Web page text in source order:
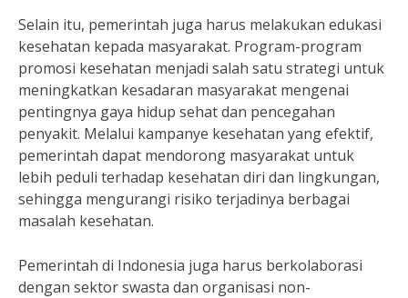
Selain itu, pemerintah juga harus melakukan edukasi
kesehatan kepada masyarakat. Program-program
promosi kesehatan menjadi salah satu strategi untuk
meningkatkan kesadaran masyarakat mengenai
pentingnya gaya hidup sehat dan pencegahan
penyakit. Melalui kampanye kesehatan yang efektif,
pemerintah dapat mendorong masyarakat untuk
lebih peduli terhadap kesehatan diri dan lingkungan,
sehingga mengurangi risiko terjadinya berbagai
masalah kesehatan.
Pemerintah di Indonesia juga harus berkolaborasi
dengan sektor swasta dan organisasi non-